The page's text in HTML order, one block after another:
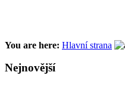
You are here: Hlavní strana
Nejnovější